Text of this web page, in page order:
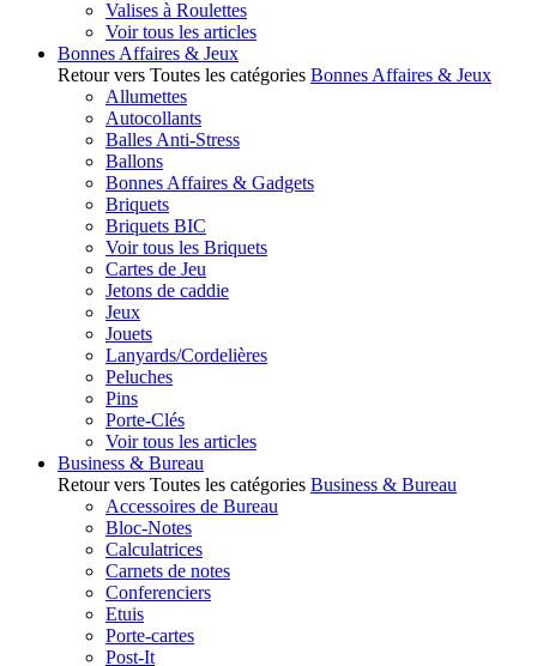
Valises à Roulettes
Voir tous les articles
Bonnes Affaires & Jeux
Retour vers Toutes les catégories Bonnes Affaires & Jeux
Allumettes
Autocollants
Balles Anti-Stress
Ballons
Bonnes Affaires & Gadgets
Briquets
Briquets BIC
Voir tous les Briquets
Cartes de Jeu
Jetons de caddie
Jeux
Jouets
Lanyards/Cordelières
Peluches
Pins
Porte-Clés
Voir tous les articles
Business & Bureau
Retour vers Toutes les catégories Business & Bureau
Accessoires de Bureau
Bloc-Notes
Calculatrices
Carnets de notes
Conferenciers
Etuis
Porte-cartes
Post-It